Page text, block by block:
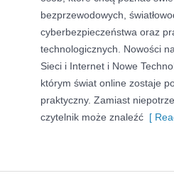
bezprzewodowych,
cyberbezpieczeństwa oraz
technologicznych. Nowości
Sieci i Internet i Nowe
którym świat online zostaje
praktyczny. Zamiast
czytelnik może znaleźć [